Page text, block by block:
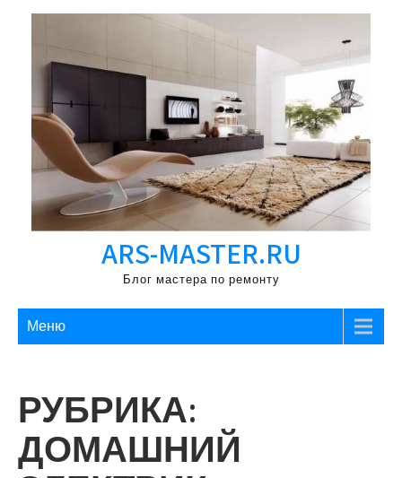
Перейти
ARS-MASTER.RU
Блог мастера по ремонту
Меню
РУБРИКА:
ДОМАШНИЙ